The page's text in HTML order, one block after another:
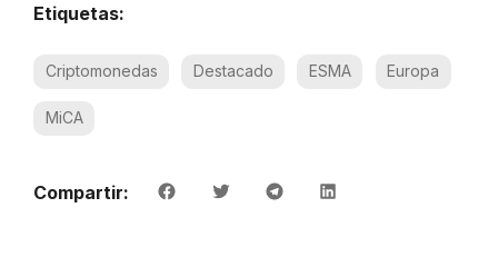
Etiquetas:
Criptomonedas Destacado ESMA Europa
MiCA
Compartir: